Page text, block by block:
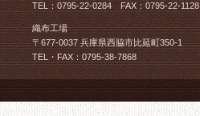
TEL：0795-22-0284 FAX：0795-22-1128
織布工場
〒677-0037 兵庫県西脇市比延町350-1
TEL・FAX：0795-38-7868